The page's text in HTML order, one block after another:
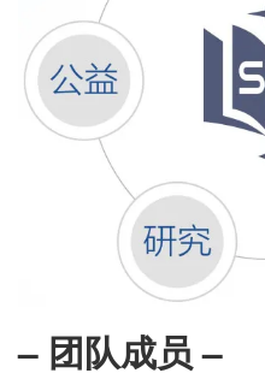
– 团队成员 –